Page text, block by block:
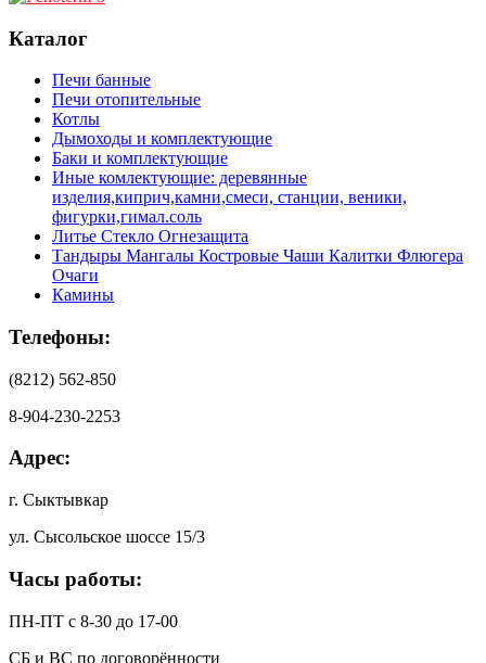
Каталог
Печи банные
Печи отопительные
Котлы
Дымоходы и комплектующие
Баки и комплектующие
Иные комлектующие: деревянные
изделия,киприч,камни,смеси, станции, веники,
фигурки,гимал.соль
Литье Стекло Огнезащита
Тандыры Мангалы Костровые Чаши Калитки Флюгера
Очаги
Камины
Телефоны:
(8212) 562-850
8-904-230-2253
Адрес:
г. Сыктывкар
ул. Сысольское шоссе 15/3
Часы работы:
ПН-ПТ с 8-30 до 17-00
СБ и ВС по договорённости